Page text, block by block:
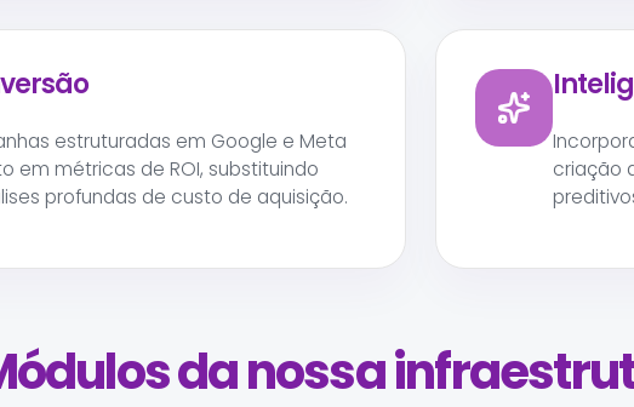
estruturadas em Google e Meta
em métricas de ROI, substituindo
profundas de custo de aquisição.
criação
da nossa